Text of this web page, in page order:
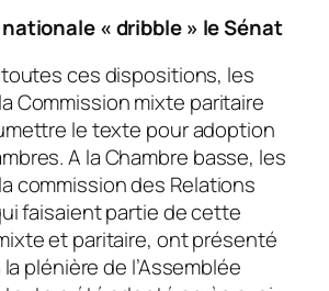
nationale « dribble » le Sénat
ces dispositions, les
Commission mixte paritaire
le texte pour adoption
A la Chambre basse, les
commission des Relations
faisaient partie de cette
et paritaire, ont présenté
plénière de l’Assemblée